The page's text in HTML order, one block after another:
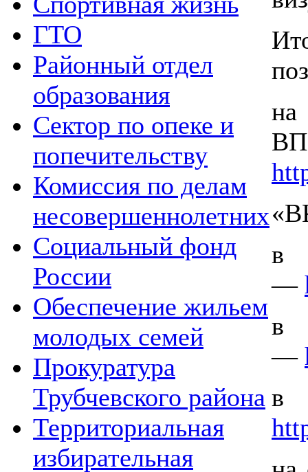
ГТО
Районный отдел
образования
Сектор по опеке и
попечительству
Комиссия по делам
несовершеннолетних
Социальный фонд
России
Обеспечение жильем
молодых семей
Прокуратура
Трубчевского района
Территориальная
избирательная
—
в
—